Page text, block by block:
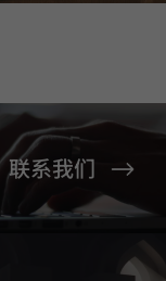
联系我们